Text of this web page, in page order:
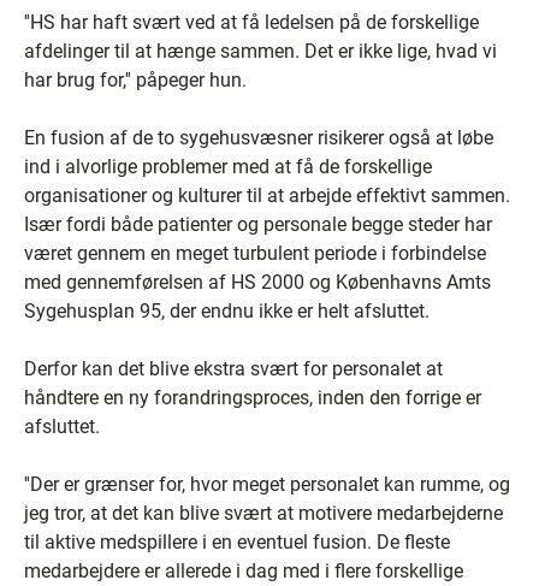
''HS har haft svært ved at få ledelsen på de forskellige
afdelinger til at hænge sammen. Det er ikke lige, hvad vi
har brug for,'' påpeger hun.
En fusion af de to sygehusvæsner risikerer også at løbe
ind i alvorlige problemer med at få de forskellige
organisationer og kulturer til at arbejde effektivt sammen.
Især fordi både patienter og personale begge steder har
været gennem en meget turbulent periode i forbindelse
med gennemførelsen af HS 2000 og Københavns Amts
Sygehusplan 95, der endnu ikke er helt afsluttet.
Derfor kan det blive ekstra svært for personalet at
håndtere en ny forandringsproces, inden den forrige er
afsluttet.
''Der er grænser for, hvor meget personalet kan rumme, og
jeg tror, at det kan blive svært at motivere medarbejderne
til aktive medspillere i en eventuel fusion. De fleste
medarbejdere er allerede i dag med i flere forskellige